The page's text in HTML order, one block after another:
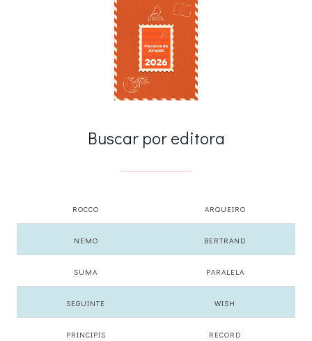
Buscar por editora
ROCCO ARQUEIRO
NEMO BERTRAND
SUMA PARALELA
SEGUINTE WISH
PRINCIPIS RECORD